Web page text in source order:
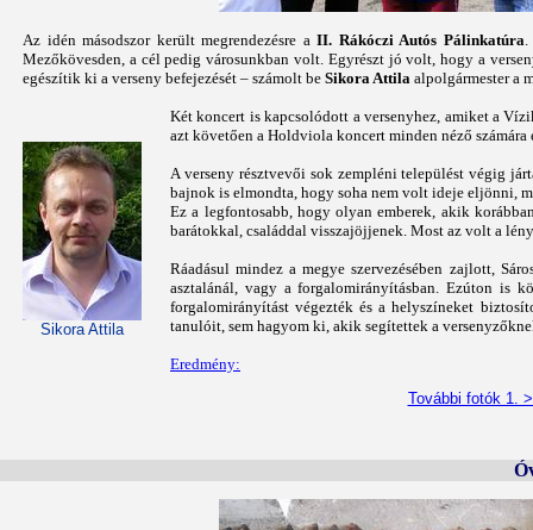
Az idén másodszor került megrendezésre a II. Rákóczi Autós Pálinkatúra
Mezőkövesden, a cél pedig városunkban volt. Egyrészt jó volt, hogy a
egészítik ki a verseny befejezését – számolt be Sikora Attila alpolgármester a
Sikora Attila
Két koncert is kapcsolódott a versenyhez, amiket a
azt követően a Holdviola koncert minden néző
A verseny résztvevői sok zempléni települést végig
bajnok is elmondta, hogy soha nem volt ideje eljönni,
Ez a legfontosabb, hogy olyan emberek, akik
barátokkal, családdal visszajöjjenek. Most az volt a
Ráadásul mindez a megye szervezésében zajlott,
asztalánál, vagy a forgalomirányításban. Ezúton is
forgalomirányítást végezték és a helyszíneket
tanulóit, sem hagyom ki, akik segítettek a
Eredmény:
További fotók 1.